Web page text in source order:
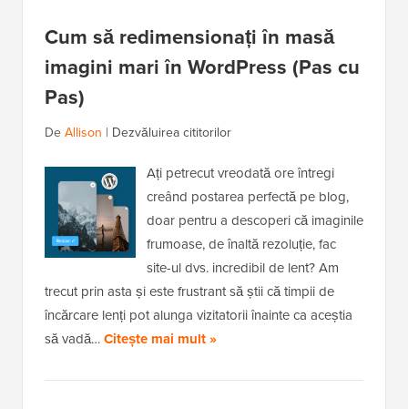
Cum să redimensionați în masă
imagini mari în WordPress (Pas cu
Pas)
DeAllison | Dezvăluirea cititorilor
Ați petrecut vreodată ore întregi
creând postarea perfectă pe blog,
doar pentru a descoperi că imaginile
frumoase, de înaltă rezoluție, fac
site-ul dvs. incredibil de lent? Am
trecut prin asta și este frustrant să știi că timpii de
încărcare lenți pot alunga vizitatorii înainte ca aceștia
să vadă…Citește mai mult »